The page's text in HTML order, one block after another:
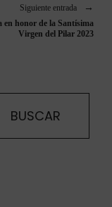
Siguiente entrada
en honor de la Santísima
Virgen del Pilar 2023